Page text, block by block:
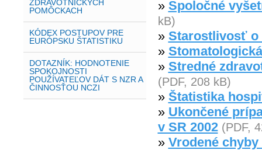
ZDRAVOTNÍCKYCH
POMÔCKACH
KÓDEX POSTUPOV PRE
EURÓPSKU ŠTATISTIKU
DOTAZNÍK: HODNOTENIE
SPOKOJNOSTI
POUŽÍVATEĽOV DÁT S NZR A
ČINNOSŤOU NCZI
» Spoločné
kB)
» Starostlivosť o
»
» Stredné
(PDF, 208 kB)
» Štatistika
» Ukončené
v SR 2002 (PDF,
» Vrodené chyby